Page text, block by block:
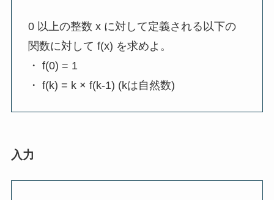
0 以上の整数 x に対して定義される以下の
関数に対して f(x) を求めよ。
・ f(0) = 1
・ f(k) = k × f(k-1) (kは自然数)
入力